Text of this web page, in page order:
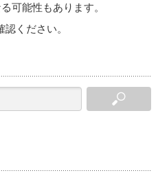
可能性もあります。
ください。